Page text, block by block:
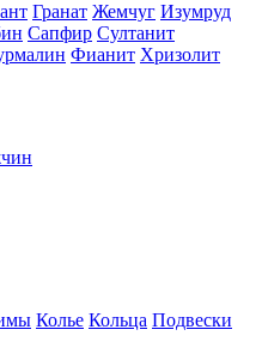
Гранат Жемчуг Изумруд
Сапфир Султанит
Фианит Хризолит
Колье Кольца Подвески